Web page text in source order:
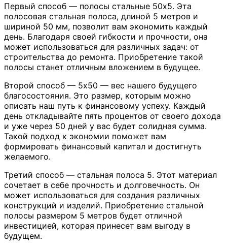
Первый способ — полосы стальные 50х5. Эта
полосовая стальная полоса, длиной 5 метров и
шириной 50 мм, позволит вам экономить каждый
день. Благодаря своей гибкости и прочности, она
может использоваться для различных задач: от
строительства до ремонта. Приобретение такой
полосы станет отличным вложением в будущее.
Второй способ — 5х50 — вес нашего будущего
благосостояния. Это размер, которым можно
описать наш путь к финансовому успеху. Каждый
день откладывайте пять процентов от своего дохода
и уже через 50 дней у вас будет солидная сумма.
Такой подход к экономии поможет вам
формировать финансовый капитал и достигнуть
желаемого.
Третий способ — стальная полоса 5. Этот материал
сочетает в себе прочность и долговечность. Он
может использоваться для создания различных
конструкций и изделий. Приобретение стальной
полосы размером 5 метров будет отличной
инвестицией, которая принесет вам выгоду в
будущем.